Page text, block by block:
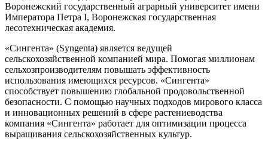
Воронежский государственный аграрный университет имени
Императора Петра I, Воронежская государственная
лесотехническая академия.
«Сингента» (Syngenta) является ведущей
сельскохозяйственной компанией мира. Помогая миллионам
сельхозпроизводителям повышать эффективность
использования имеющихся ресурсов. «Сингента»
способствует повышению глобальной продовольственной
безопасности. С помощью научных подходов мирового класса
и инновационных решений в сфере растениеводства
компания «Сингента» работает для оптимизации процесса
выращивания сельскохозяйственных культур.